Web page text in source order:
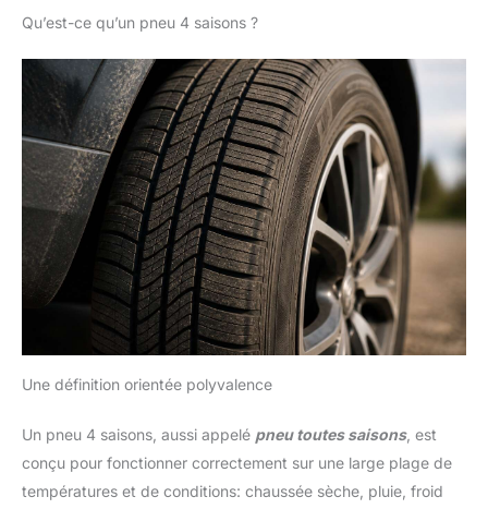
Qu’est-ce qu’un pneu 4 saisons ?
Une définition orientée polyvalence
Un pneu 4 saisons, aussi appelé pneu toutes saisons, est
conçu pour fonctionner correctement sur une large plage de
températures et de conditions: chaussée sèche, pluie, froid